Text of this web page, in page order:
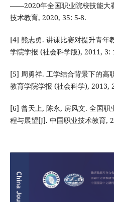
——2020年全国职业院校技能大
技术教育, 2020, 35: 5-8.
[4] 熊志勇. 讲课比赛对提升青年
学院学报 (社会科学版), 2011, 3:
[5] 周勇祥. 工学结合背景下的高
教育学院学报 (社会科学), 2013,
[6] 曾天上, 陈永, 房风文. 全国职
程与展望[J]. 中国职业技术教育,